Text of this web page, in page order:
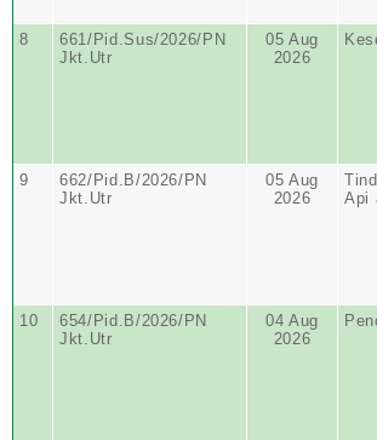
8
661/Pid.Sus/2026/PN
Jkt.Utr
05 Aug
2026
9
662/Pid.B/2026/PN
Jkt.Utr
05 Aug
2026
Api
10
654/Pid.B/2026/PN
Jkt.Utr
04 Aug
2026